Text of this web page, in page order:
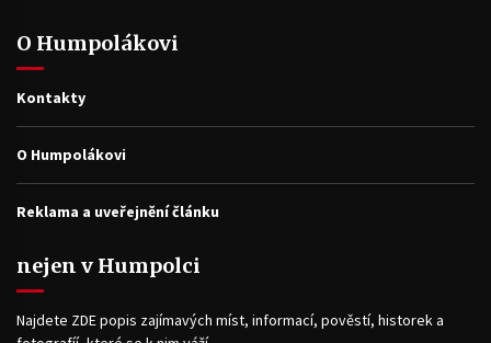
O Humpolákovi
Kontakty
O Humpolákovi
Reklama a uveřejnění článku
nejen v Humpolci
Najdete ZDE popis zajímavých míst, informací, pověstí, historek a